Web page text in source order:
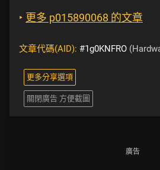
‣ 更多 p015890068 的文章
文章代碼(AID): #1g0KNFRO
更多分享選項
關閉廣告 方便截圖
廣告